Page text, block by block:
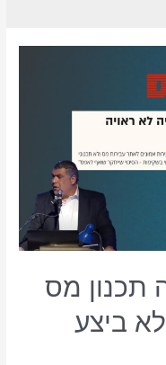
תכנון מס
ביצע